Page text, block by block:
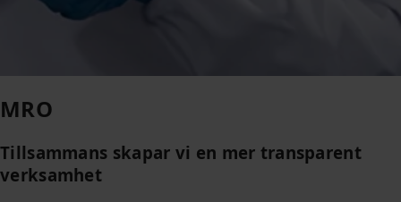
MRO
Tillsammans skapar vi en mer transparent
verksamhet